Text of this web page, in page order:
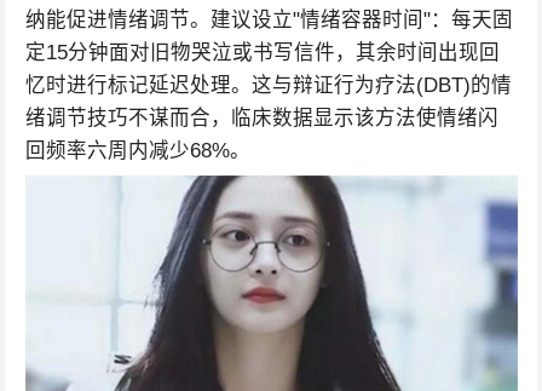
纳能促进情绪调节。建议设立"情绪容器时间"：每天固
定15分钟面对旧物哭泣或书写信件，其余时间出现回
忆时进行标记延迟处理。这与辩证行为疗法(DBT)的情
绪调节技巧不谋而合，临床数据显示该方法使情绪闪
回频率六周内减少68%。